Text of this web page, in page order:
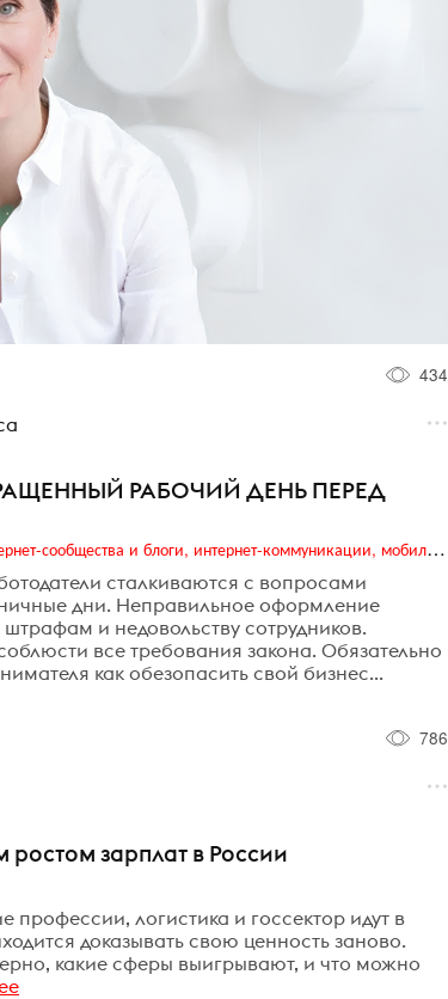
434
РАБОЧИЙ ДЕНЬ ПЕРЕД
Digital (web-дизайн, интернет-реклама и продвижение, интернет-сообщества и блоги, интернет-коммуникации, мобильный маркетинг, реклама на цифровых экранах)
сталкиваются с вопросами
дни. Неправильное оформление
и недовольству сотрудников.
все требования закона. Обязательно
как обезопасить свой бизнес...
786
зарплат в России
профессии, логистика и госсектор идут в
доказывать свою ценность заново.
какие сферы выигрывают, и что можно